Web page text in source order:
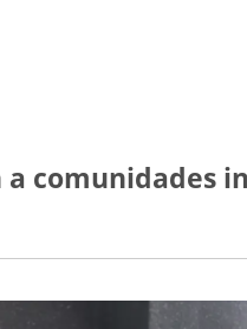
comunidades